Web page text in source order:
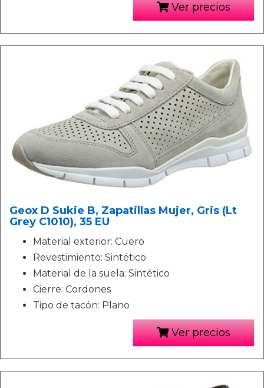
Ver precios
Geox D Sukie B, Zapatillas Mujer, Gris (Lt
Grey C1010), 35 EU
Material exterior: Cuero
Revestimiento: Sintético
Material de la suela: Sintético
Cierre: Cordones
Tipo de tacón: Plano
Ver precios